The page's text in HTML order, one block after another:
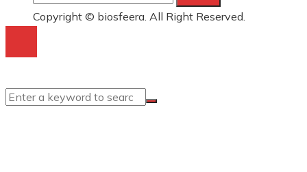
Copyright © biosfeera. All Right Reserved.